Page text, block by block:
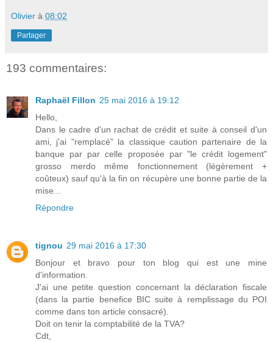
Olivier à 08:02
Partager
193 commentaires:
Raphaël Fillon 25 mai 2016 à 19:12
Hello,
Dans le cadre d'un rachat de crédit et suite à conseil d'un
ami, j'ai "remplacé" la classique caution partenaire de la
banque par par celle proposée par "le crédit logement"
grosso merdo même fonctionnement (légèrement +
coûteux) sauf qu'à la fin on récupère une bonne partie de la
mise...
Répondre
tignou 29 mai 2016 à 17:30
Bonjour et bravo pour ton blog qui est une mine
d'information.
J'ai une petite question concernant la déclaration fiscale
(dans la partie benefice BIC suite à remplissage du POI
comme dans ton article consacré).
Doit on tenir la comptabilité de la TVA?
Cdt,